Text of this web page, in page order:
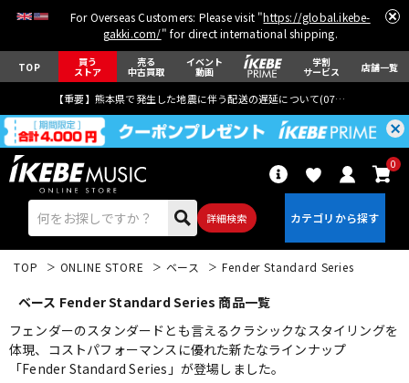
For Overseas Customers: Please visit "https://global.ikebe-
gakki.com/" for direct international shipping.
TOP 買う
ストア
売る
中古買取
イベント
動画
学割
サービス 店舗一覧
【重要】熊本県で発生した地震に伴う配送の遅延について(07月29日
詳細検索
0
エレキギター アコギ/エレアコ
TOP ONLINE STORE ベース Fender Standard Series
ベース Fender Standard Series 商品一覧
フェンダーのスタンダードとも言えるクラシックなスタイリングを
体現、コストパフォーマンスに優れた新たなラインナップ
「Fender Standard Series」が登場しました。